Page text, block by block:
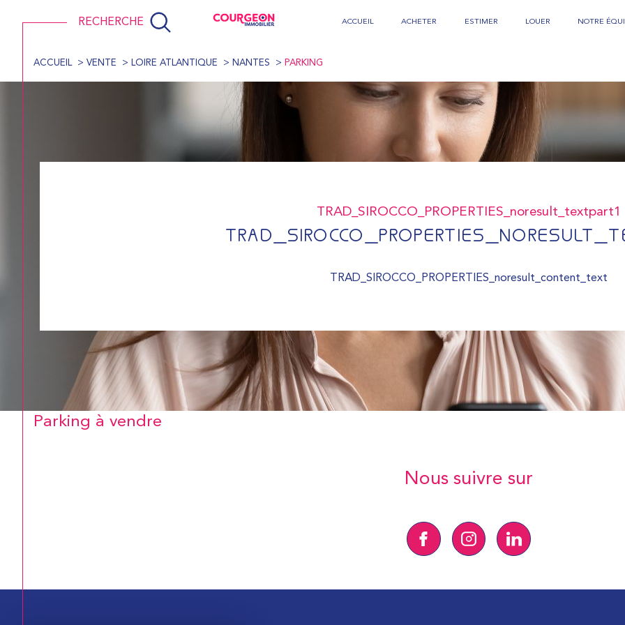
ACCUEIL ACHETER ESTIMER LOUER NOTRE
RECHERCHE
ACCUEIL VENTE LOIRE ATLANTIQUE NANTES PARKING
TRAD_SIROCCO_PROPERTIES_noresult_textpart1
TRAD_SIROCCO_PROPERTIES_noresult_content_text
Parking à vendre
Nous suivre sur